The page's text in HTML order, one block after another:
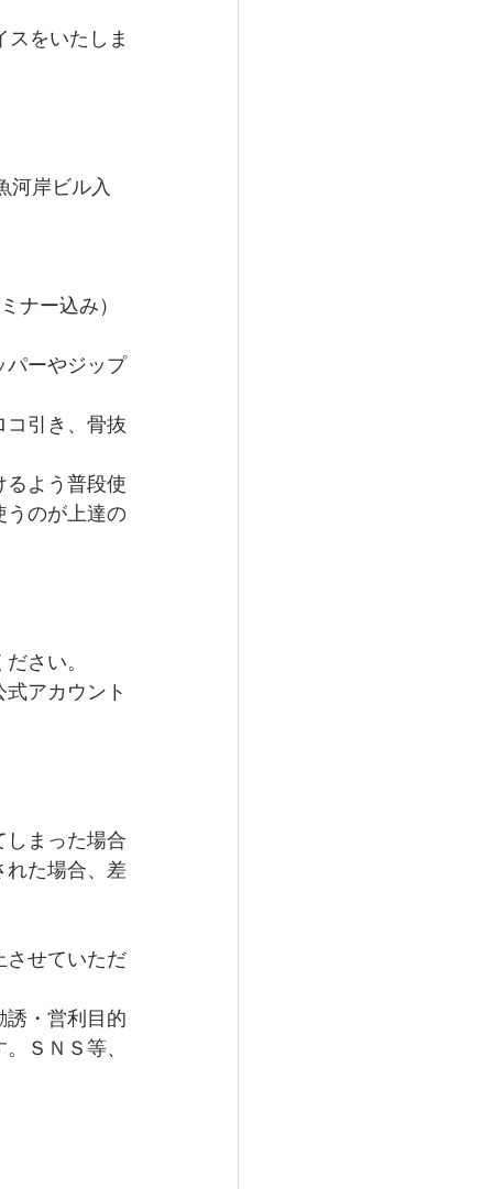
をいたしま
河岸ビル入
ナー込み）
パーやジップ
コ引き、骨抜
るよう普段使
うのが上達の
さい。
アカウント
しまった場合
た場合、差
させていただ
誘・営利目的
ＳＮＳ等、